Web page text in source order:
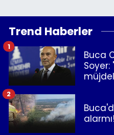
Trend Haberler
Buca
1
alarmı!
2